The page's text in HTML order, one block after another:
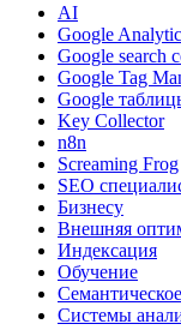
AI
Google
Google search
Google Tag
Google
Key Collector
n8n
Screaming Frog
SEO
Бизнесу
Внешняя
Индексация
Обучение
Системы